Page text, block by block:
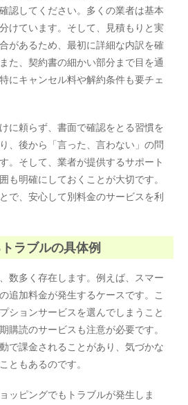
認してください。多くの業者は基本
けています。そして、見積もりと実
があるため、最初に詳細な内訳を確
た、契約書の細かい部分まで目を通
にキャンセル料や解約条件も要チェ
に頼らず、書面で確認をとる習慣を
、後から「言った、言わない」の問
。そして、業者が提供するサポート
も明確にしておくことが大切です。
で、安心して別料金のサービスを利
ラブルの具体例
数多く存在します。例えば、スマー
追加料金が発生するケースです。こ
ションサービスを選んでしまうこと
購読のサービスも注意が必要です。
で課金されることがあり、気づかな
ともあるのです。
ッピングでもトラブルが発生しま